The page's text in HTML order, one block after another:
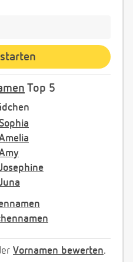
Top 5
Vornamen bewerten.